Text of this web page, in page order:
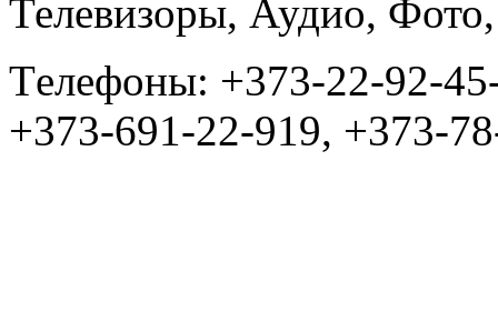
Телевизоры, Аудио,
Tелефоны: +373-22-92-
+373-691-22-919, +373-